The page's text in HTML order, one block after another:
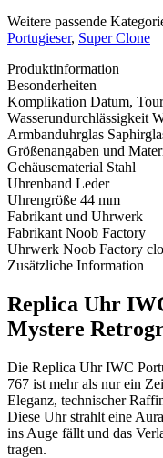
Weitere passende
Portugieser, Super Clone
Produktinformation
Besonderheiten
Komplikation Datum,
Wasserundurchlässigkeit
Armbanduhrglas
Größenangaben und
Gehäusematerial Stahl
Uhrenband Leder
Uhrengröße 44 mm
Fabrikant und Uhrwerk
Fabrikant Noob Factory
Uhrwerk Noob Factory
Zusätzliche Information
Replica Uhr
Mystere
Die Replica Uhr IWC
767 ist mehr als nur ein
Eleganz, technischer
Diese Uhr strahlt eine
ins Auge fällt und das
tragen.